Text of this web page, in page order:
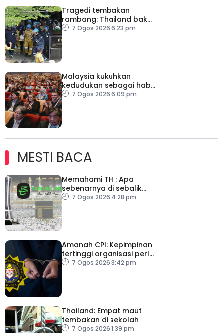
Tragedi tembakan
rambang: Thailand bakal
umum pelan tindakan
7 Ogos 2026 6:23 pm
Malaysia kukuhkan
kedudukan sebagai hab
acara perniagaan
7 Ogos 2026 6:09 pm
MESTI BACA
Memahami TH : Apa
sebenarnya di sebalik
angka
7 Ogos 2026 4:28 pm
Amanah CPI: Kepimpinan
tertinggi organisasi perlu
pacu reformasi radikal
7 Ogos 2026 3:42 pm
Thailand: Empat maut
tembakan di sekolah
7 Ogos 2026 1:39 pm